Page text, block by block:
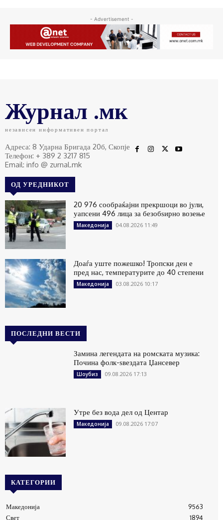
- Advertisement -
Журнал .мк
независен информативен портал
Адреса: 8 Ударна Бригада 20б, Скопје
Телефон: + 389 2 3217 815
Email: info @ zurnal.mk
ОД УРЕДНИКОТ
20 976 сообраќајни прекршоци во јули,
уапсени 496 лица за безобѕирно возење
Македонија 04.08.2026 11:49
Доаѓа уште пожешко! Тропски ден е
пред нас, температурите до 40 степени
Македонија 03.08.2026 10:17
ПОСЛЕДНИ ВЕСТИ
Замина легендата на ромската музика:
Почина фолк-ѕвездата Џансевер
Шоубиз 09.08.2026 17:13
Утре без вода дел од Центар
Македонија 09.08.2026 17:07
КАТЕГОРИИ
Македонија
9563
Свет
1894